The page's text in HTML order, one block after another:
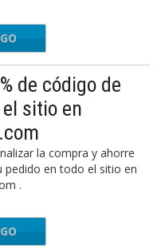
de código de
sitio en
la compra y ahorre
pedido en todo el sitio en
.
LOVE